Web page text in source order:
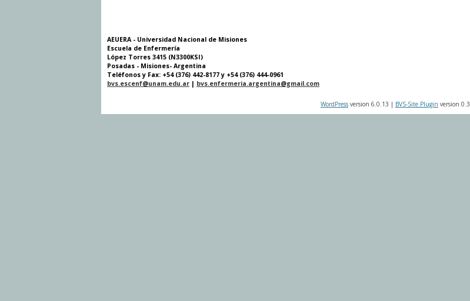
AEUERA - Universidad Nacional de Misiones
Escuela de Enfermería
López Torres 3415 (N3300KSI)
Posadas - Misiones- Argentina
Teléfonos y Fax: +54 (376) 442-8177 y +54 (376) 444-0961
bvs.escenf@unam.edu.ar | bvs.enfermeria.argentina@gmail.com
WordPress version 6.0.13 | BVS-Site Plugin version 0.3